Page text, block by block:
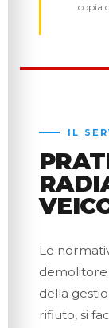
copia
IL
Le
demolitore
della
rifiuto, si